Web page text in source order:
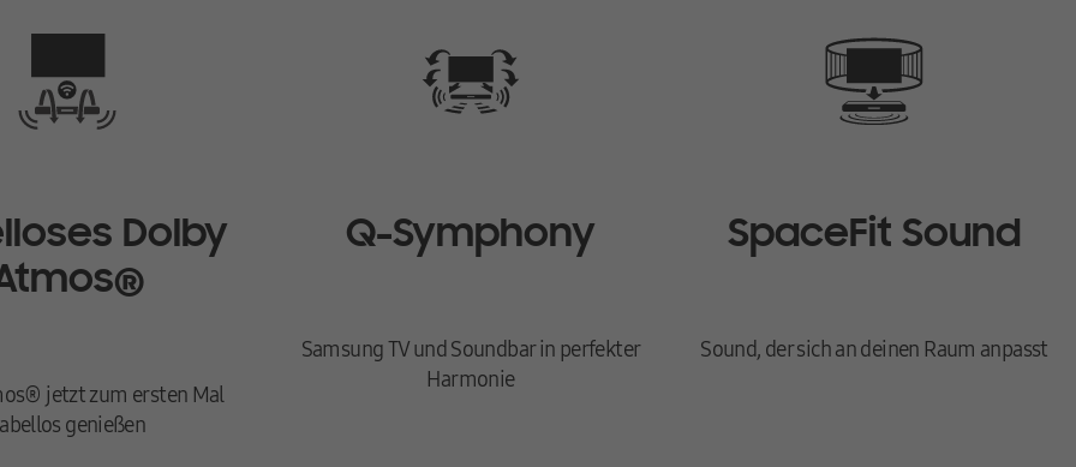
Bluetooth®
Verbinde deine Soundbar in wenigen Schritten kabellos über WLAN oder Bluetooth® mit deinem TV und genieße perfekt
*
um ein noch besseres Kinoerlebnis zu genießen. Bei Soundbars des Jahrgangs 2024 kannst du zusätzlich die Klangmodi „Private Rear
9500S (Q700D↑, S800D/801D) bzw. SWA-9200S (S700D/701D, S60D/61D) ist erforderlich.
Dolby
jetzt zum ersten Mal
genießen
Q-Symphony
Samsung TV und Soundbar in perfekter
Harmonie
SpaceFit Sound
Sound, der sich an deinen Raum anpasst